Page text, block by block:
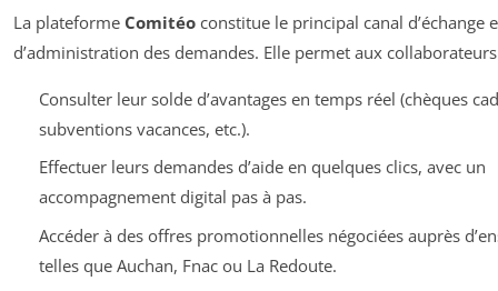
La plateforme Comitéo constitue le principal canal d’échange
d’administration des demandes. Elle permet aux
Consulter leur solde d’avantages en temps réel (chèques
subventions vacances, etc.).
Effectuer leurs demandes d’aide en quelques clics, avec un
accompagnement digital pas à pas.
Accéder à des offres promotionnelles négociées auprès
telles que Auchan, Fnac ou La Redoute.